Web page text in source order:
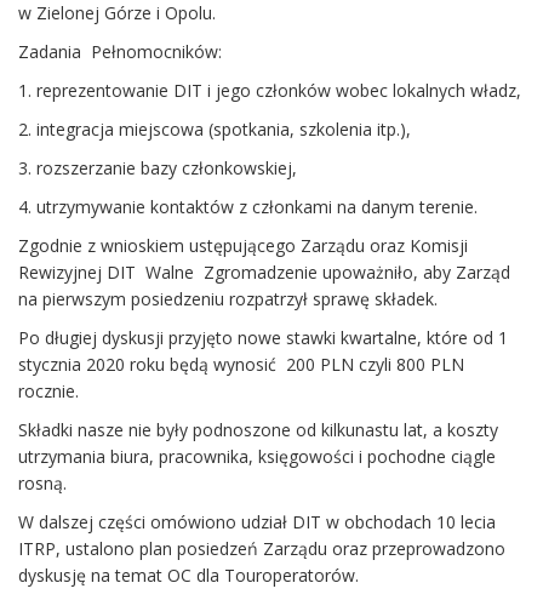
w Zielonej Górze i Opolu.
Zadania Pełnomocników:
1. reprezentowanie DIT i jego członków wobec lokalnych władz,
2. integracja miejscowa (spotkania, szkolenia itp.),
3. rozszerzanie bazy członkowskiej,
4. utrzymywanie kontaktów z członkami na danym terenie.
Zgodnie z wnioskiem ustępującego Zarządu oraz Komisji
Rewizyjnej DIT Walne Zgromadzenie upoważniło, aby Zarząd
na pierwszym posiedzeniu rozpatrzył sprawę składek.
Po długiej dyskusji przyjęto nowe stawki kwartalne, które od 1
stycznia 2020 roku będą wynosić 200 PLN czyli 800 PLN
rocznie.
Składki nasze nie były podnoszone od kilkunastu lat, a koszty
utrzymania biura, pracownika, księgowości i pochodne ciągle
rosną.
W dalszej części omówiono udział DIT w obchodach 10 lecia
ITRP, ustalono plan posiedzeń Zarządu oraz przeprowadzono
dyskusję na temat OC dla Touroperatorów.